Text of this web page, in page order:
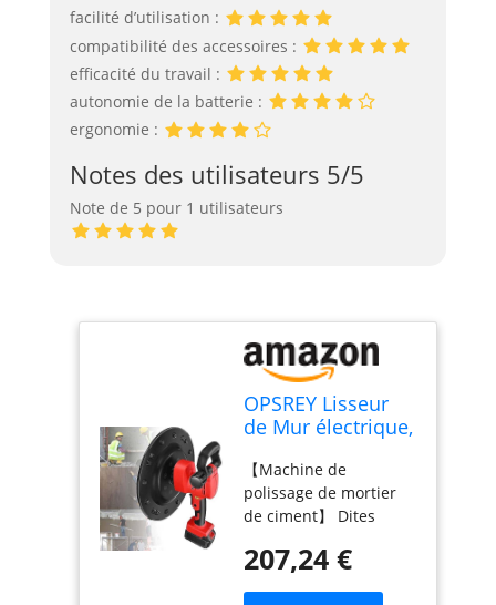
facilité d’utilisation :
compatibilité des accessoires :
efficacité du travail :
autonomie de la batterie :
ergonomie :
Notes des utilisateurs 5/5
Note de 5 pour 1 utilisateurs
OPSREY Lisseur
de Mur électrique,
Fil 1680W, Truelle
à béton, Machine
à enduire Les
en Ciment, Truelle
à Mastic pour
【Machine de
polissage de mortier
de ciment】 Dites
manuel traditionnel, la
207,24 €